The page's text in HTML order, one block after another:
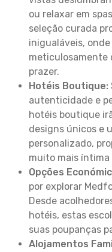
ou relaxar em
seleção curada
inigualáveis,
meticulosamente
prazer.
Hotéis Boutique:
autenticidade e
hotéis boutique
designs únicos e
personalizado,
muito mais íntima
Opções
por explorar
Desde
hotéis, estas
suas poupanças
Alojamentos